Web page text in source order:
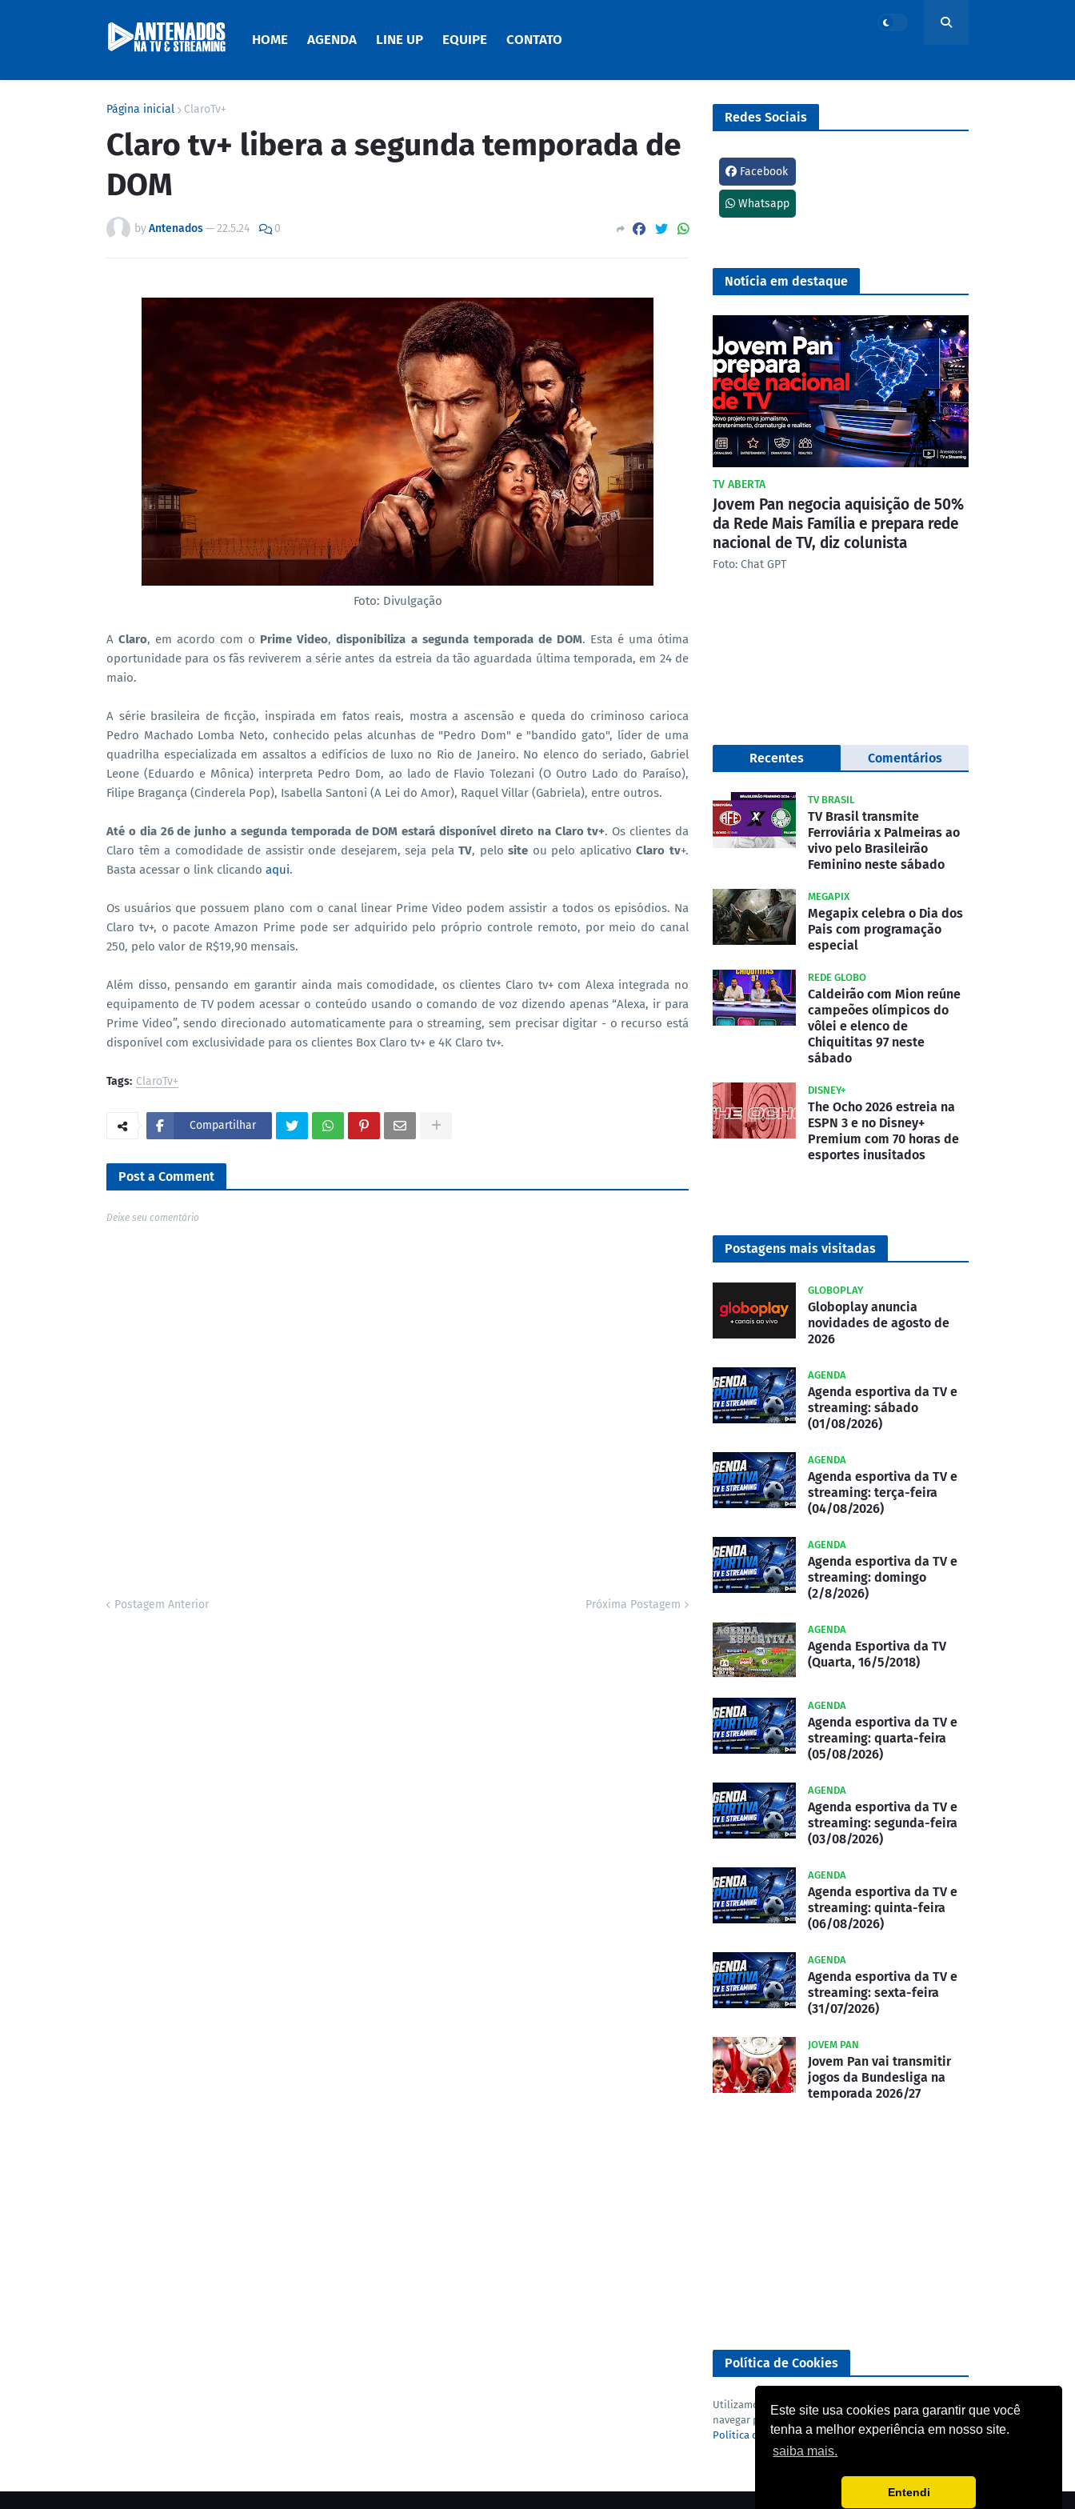
Este site usa cookies para garantir que você
tenha a melhor experiência em nosso site.
saiba mais.
Entendi
HOME AGENDA LINE UP EQUIPE CONTATO
Página inicial ClaroTv+
Claro tv+ libera a segunda temporada de
DOM
byAntenados—22.5.24 0
Foto: Divulgação
AClaro, em acordo com o Prime Video,disponibiliza a segunda temporada de DOM. Esta é uma ótima
oportunidade para os fãs reviverem a série antes da estreia da tão aguardada última temporada, em 24 de
maio.
A série brasileira de ficção, inspirada em fatos reais, mostra a ascensão e queda do criminoso carioca
Pedro Machado Lomba Neto, conhecido pelas alcunhas de "Pedro Dom" e "bandido gato", líder de uma
quadrilha especializada em assaltos a edifícios de luxo no Rio de Janeiro. No elenco do seriado, Gabriel
Leone (Eduardo e Mônica) interpreta Pedro Dom, ao lado de Flavio Tolezani (O Outro Lado do Paraíso),
Filipe Bragança (Cinderela Pop), Isabella Santoni (A Lei do Amor), Raquel Villar (Gabriela), entre outros.
Até o dia 26 de junho a segunda temporada de DOM estará disponível direto na Claro tv+. Os clientes da
Claro têm a comodidade de assistir onde desejarem, seja pelaTV, pelo site ou pelo aplicativo Claro tv+.
Basta acessar o link clicando aqui.
Os usuários que possuem plano com o canal linear Prime Video podem assistir a todos os episódios. Na
Claro tv+, o pacote Amazon Prime pode ser adquirido pelo próprio controle remoto, por meio do canal
250, pelo valor de R$19,90 mensais.
Além disso, pensando em garantir ainda mais comodidade, os clientes Claro tv+ com Alexa integrada no
equipamento de TV podem acessar o conteúdo usando o comando de voz dizendo apenas “Alexa, ir para
Prime Video”, sendo direcionado automaticamente para o streaming, sem precisar digitar - o recurso está
disponível com exclusividade para os clientes Box Claro tv+ e 4K Claro tv+.
Tags: ClaroTv+
Compartilhar
Post a Comment
Deixe seu comentário
Postagem Anterior Próxima Postagem
Redes Sociais
Facebook
Whatsapp
Notícia em destaque
TV ABERTA
Jovem Pan negocia aquisição de 50%
da Rede Mais Família e prepara rede
nacional de TV, diz colunista
Foto: Chat GPT
Recentes Comentários
TV BRASIL
TV Brasil transmite
Ferroviária x Palmeiras ao
vivo pelo Brasileirão
Feminino neste sábado
MEGAPIX
Megapix celebra o Dia dos
Pais com programação
especial
REDE GLOBO
Caldeirão com Mion reúne
campeões olímpicos do
vôlei e elenco de
Chiquititas 97 neste
sábado
DISNEY+
The Ocho 2026 estreia na
ESPN 3 e no Disney+
Premium com 70 horas de
esportes inusitados
Postagens mais visitadas
GLOBOPLAY
Globoplay anuncia
novidades de agosto de
2026
AGENDA
Agenda esportiva da TV e
streaming: sábado
(01/08/2026)
AGENDA
Agenda esportiva da TV e
streaming: terça-feira
(04/08/2026)
AGENDA
Agenda esportiva da TV e
streaming: domingo
(2/8/2026)
AGENDA
Agenda Esportiva da TV
(Quarta, 16/5/2018)
AGENDA
Agenda esportiva da TV e
streaming: quarta-feira
(05/08/2026)
AGENDA
Agenda esportiva da TV e
streaming: segunda-feira
(03/08/2026)
AGENDA
Agenda esportiva da TV e
streaming: quinta-feira
(06/08/2026)
AGENDA
Agenda esportiva da TV e
streaming: sexta-feira
(31/07/2026)
JOVEM PAN
Jovem Pan vai transmitir
jogos da Bundesliga na
temporada 2026/27
Política de Cookies
Utilizamos cookies para analisar o nosso tráfego. Ao
navegar pelo blog você concorda com a nossa
Política de privacidadeeTermo de uso.